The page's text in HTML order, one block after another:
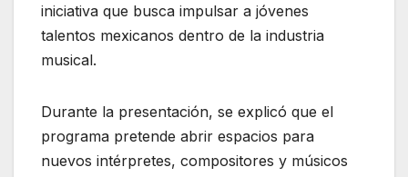
iniciativa que busca impulsar a jóvenes
talentos mexicanos dentro de la industria
musical.
Durante la presentación, se explicó que el
programa pretende abrir espacios para
nuevos intérpretes, compositores y músicos